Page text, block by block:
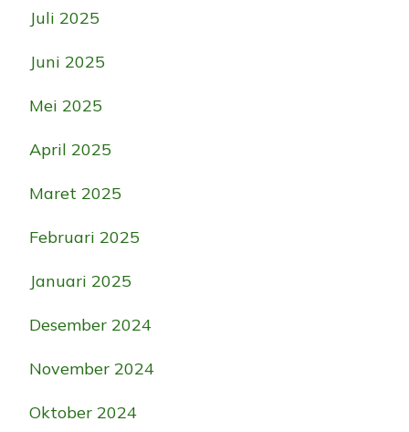
Juli 2025
Juni 2025
Mei 2025
April 2025
Maret 2025
Februari 2025
Januari 2025
Desember 2024
November 2024
Oktober 2024